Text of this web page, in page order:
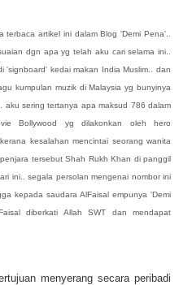
artikel ini dalam Blog 'Demi Pena'..
dgn apa yg telah aku cari selama ini..
kedai makan India Muslim.. dan
kumpulan muzik di Malaysia yg bunyinya
aku sering tertanya apa maksud 786 dalam
Bollywood yg dilakonkan oleh hero
kesalahan mencintai seorang wanita
tersebut Shah Rukh Khan di panggil
ini.. segala persolan mengenai nombor ini
kepada saudara AlFaisal empunya 'Demi
diberkati Allah SWT dan mendapat
menyerang secara peribadi